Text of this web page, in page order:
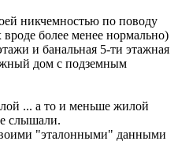
никчемностью по поводу
более менее нормально)
и банальная 5-ти этажная
дом с подземным
... а то и меньше жилой
слышали.
"эталонными" данными